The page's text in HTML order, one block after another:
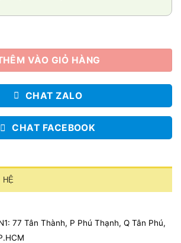
lượng
VÀO GIỎ HÀNG
CHAT ZALO
CHAT FACEBOOK
HỆ
77 Tân Thành, P Phú Thạnh, Q Tân Phú,